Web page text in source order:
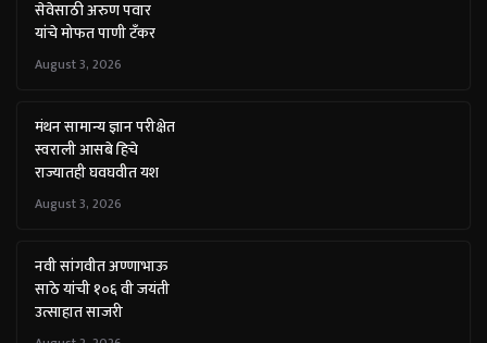
सेवेसाठी अरुण पवार
यांचे मोफत पाणी टँकर
August 3, 2026
मंथन सामान्य ज्ञान परीक्षेत
स्वराली आसबे हिचे
राज्यातही घवघवीत यश
August 3, 2026
नवी सांगवीत अण्णाभाऊ
साठे यांची १०६ वी जयंती
उत्साहात साजरी